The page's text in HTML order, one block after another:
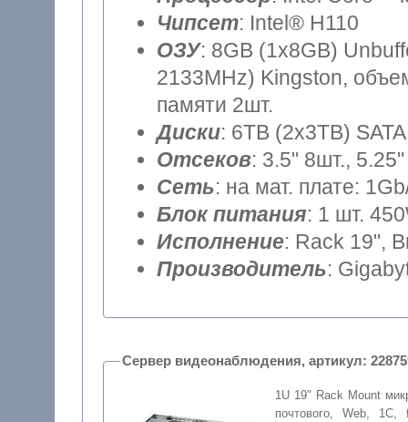
Чипсет: Intel® H110
ОЗУ: 8GB (1x8GB)
2133MHz) Kingston,
памяти 2шт.
Диски: 6TB (2x3TB)
Отсеков: 3.5" 8шт.,
Сеть: на мат. плате:
Блок питания: 1 шт.
Исполнение: Rack 19",
Производитель:
Сервер видеонаблюдения,
1U 19" Rack Mount
почтового, Web, 1С,